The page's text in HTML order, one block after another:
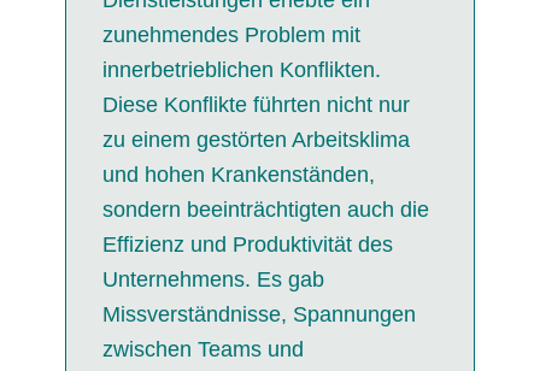
zunehmendes Problem mit
innerbetrieblichen Konflikten.
Diese Konflikte führten nicht nur
zu einem gestörten Arbeitsklima
und hohen Krankenständen,
sondern beeinträchtigten auch die
Effizienz und Produktivität des
Unternehmens. Es gab
Missverständnisse, Spannungen
zwischen Teams und